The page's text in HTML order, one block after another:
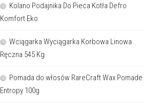
Kolano Podajnika Do Pieca Kotła Defro
Komfort Eko
Wciągarka Wyciągarka Korbowa Linowa
Ręczna 545 Kg
Pomada do włosów RareCraft Wax Pomade
Entropy 100g